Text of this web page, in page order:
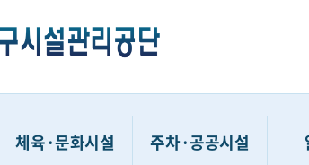
체육·문화시설 주차·공공시설